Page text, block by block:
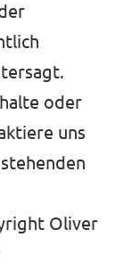
oder
uns
Oliver